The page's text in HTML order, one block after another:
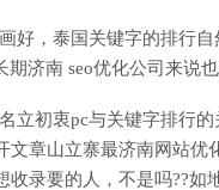
好，泰国关键字的排行
济南 seo优化公司来说
立初衷pc与关键字排行
文章山立寨最济南网站
收录要的人，不是吗??